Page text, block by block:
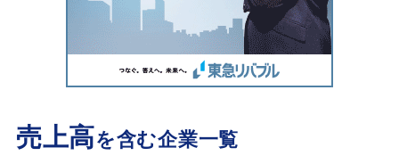
売上高を含む企業一覧